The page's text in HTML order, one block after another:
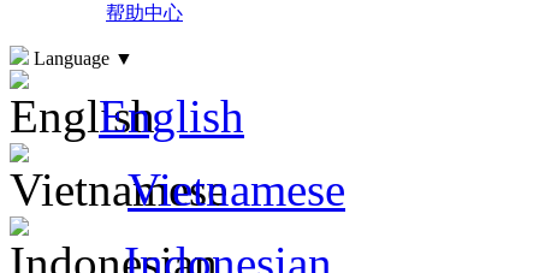
帮助中心
Language ▼
English
Vietnamese
Indonesian